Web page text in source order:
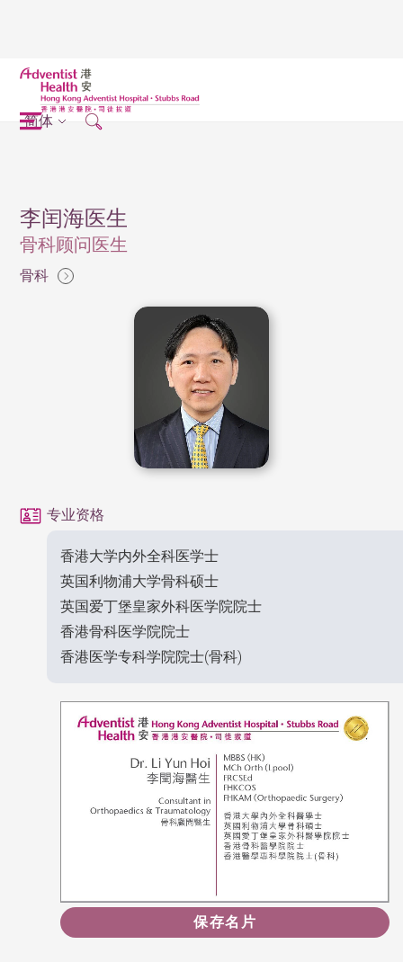
简体
李闰海医生
骨科顾问医生
骨科
专业资格
香港大学内外全科医学士
英国利物浦大学骨科硕士
英国爱丁堡皇家外科医学院院士
香港骨科医学院院士
香港医学专科学院院士(骨科)
保存名片